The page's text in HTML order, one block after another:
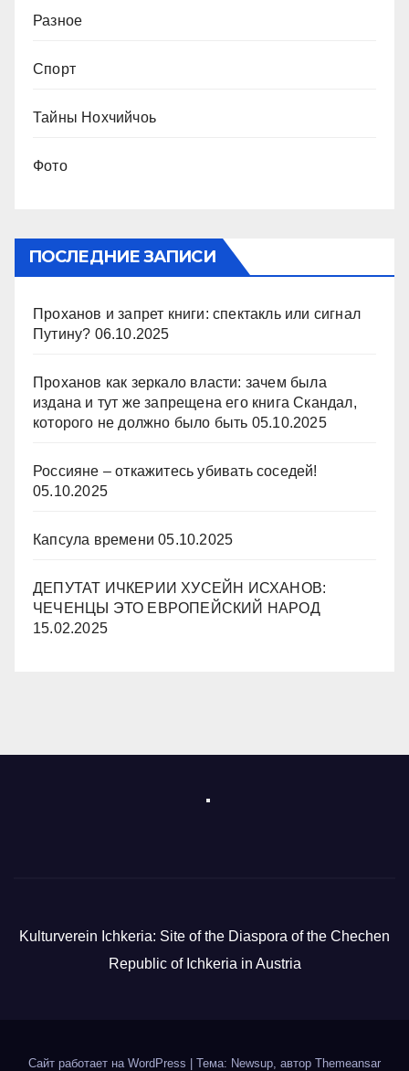
Разное
Спорт
Тайны Нохчийчоь
Фото
ПОСЛЕДНИЕ ЗАПИСИ
Проханов и запрет книги: спектакль или сигнал
Путину? 06.10.2025
Проханов как зеркало власти: зачем была
издана и тут же запрещена его книга Скандал,
которого не должно было быть 05.10.2025
Россияне – откажитесь убивать соседей!
05.10.2025
Капсула времени 05.10.2025
ДЕПУТАТ ИЧКЕРИИ ХУСЕЙН ИСХАНОВ:
ЧЕЧЕНЦЫ ЭТО ЕВРОПЕЙСКИЙ НАРОД
15.02.2025
Kulturverein Ichkeria: Site of the Diaspora of the Chechen
Republic of Ichkeria in Austria
Сайт работает на WordPress | Тема: Newsup, автор Themeansar